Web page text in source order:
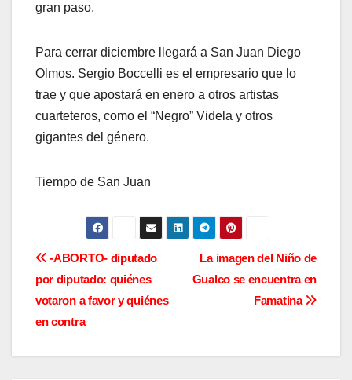
gran paso.
Para cerrar diciembre llegará a San Juan Diego
Olmos. Sergio Boccelli es el empresario que lo
trae y que apostará en enero a otros artistas
cuarteteros, como el “Negro” Videla y otros
gigantes del género.
Tiempo de San Juan
N
a
v
e
La imagen del Niño de
Gualco se encuentra en
Famatina
-ABORTO- diputado
por diputado: quiénes
votaron a favor y quiénes
en contra